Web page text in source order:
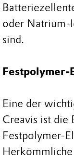
oder Natrium-
sind.
Eine der
Creavis ist die
Festpolymer-